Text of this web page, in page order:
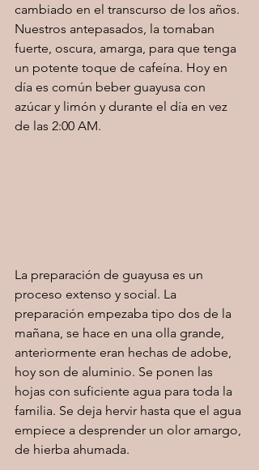
cambiado en el transcurso de los años.
Nuestros antepasados, la tomaban
fuerte, oscura, amarga, para que tenga
un potente toque de cafeína. Hoy en
día es común beber guayusa con
azúcar y limón y durante el día en vez
de las 2:00 AM.
La preparación de guayusa es un
proceso extenso y social. La
preparación empezaba tipo dos de la
mañana, se hace en una olla grande,
anteriormente eran hechas de adobe,
hoy son de aluminio. Se ponen las
hojas con suficiente agua para toda la
familia. Se deja hervir hasta que el agua
empiece a desprender un olor amargo,
de hierba ahumada.